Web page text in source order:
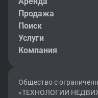
Продажа
Поиск
Услуги
Компания
Общество с
«ТЕХНОЛОГИИ